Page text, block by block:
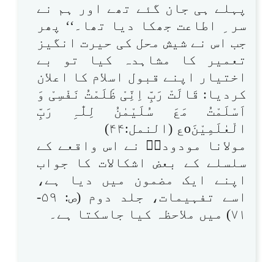
پہلے ہی جان گئے تھے اور ہم نے
سر ِ اطاعت جھکا دیا تھا۔‘‘ پھر
جب اس نے شیش محل کی حیرت انگیز
تعمیر کا مشاہدہ کیا تو بے
اختیار اپنے قبول اسلام کا اعلان
کردیا: قَالَتْ رَبِّ اِنِّیْ ظَلَمْتُ نَفْسِیْ وَ
اَسْلَمْتُ مَعَ سُلَیْمٰنُ لِلّٰہِ رَبِّ
الْعٰلَمِیْنَoع (النمل:۴۴)
مولانا مودودیؒ نے اس واقعے کے
سلسلے کے بعض اشکالات کا جواب
اپنے ایک مضمون میں دیا ہے،
اسے تفہیمات، جلد دوم (ص: ۵۹-
۷۱) میں ملاحظہ کیا جاسکتا ہے۔